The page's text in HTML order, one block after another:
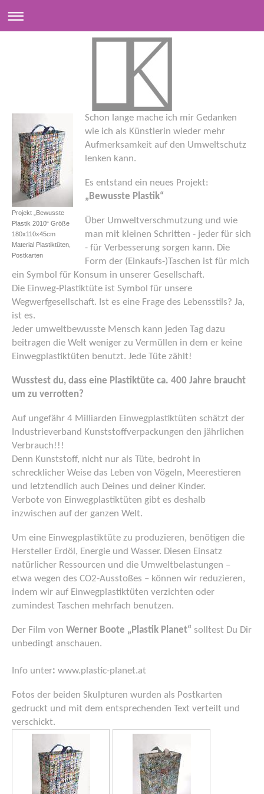
Projekt „Bewusste
Plastik 2010“ Größe
180x110x45cm
Material Plastiktüten,
Postkarten
Schon lange mache ich mir Gedanken
wie ich als Künstlerin wieder mehr
Aufmerksamkeit auf den Umweltschutz
lenken kann.
Es entstand ein neues Projekt:
„Bewusste Plastik“
Über Umweltverschmutzung und wie
man mit kleinen Schritten - jeder für sich
- für Verbesserung sorgen kann. Die
Form der (Einkaufs-)Taschen ist für mich
ein Symbol für Konsum in unserer Gesellschaft.
Die Einweg-Plastiktüte ist Symbol für unsere
Wegwerfgesellschaft. Ist es eine Frage des Lebensstils? Ja,
ist es.
Jeder umweltbewusste Mensch kann jeden Tag dazu
beitragen die Welt weniger zu Vermüllen in dem er keine
Einwegplastiktüten benutzt. Jede Tüte zählt!
Wusstest du, dass eine Plastiktüte ca. 400 Jahre braucht
um zu verrotten?
Auf ungefähr 4 Milliarden Einwegplastiktüten schätzt der
Industrieverband Kunststoffverpackungen den jährlichen
Verbrauch!!!
Denn Kunststoff, nicht nur als Tüte, bedroht in
schrecklicher Weise das Leben von Vögeln, Meerestieren
und letztendlich auch Deines und deiner Kinder.
Verbote von Einwegplastiktüten gibt es deshalb
inzwischen auf der ganzen Welt.
Um eine Einwegplastiktüte zu produzieren, benötigen die
Hersteller Erdöl, Energie und Wasser. Diesen Einsatz
natürlicher Ressourcen und die Umweltbelastungen –
etwa wegen des CO2-Ausstoßes – können wir reduzieren,
indem wir auf Einwegplastiktüten verzichten oder
zumindest Taschen mehrfach benutzen.
Der Film von Werner Boote „Plastik Planet“ solltest Du Dir
unbedingt anschauen.
Info unter: www.plastic-planet.at
Fotos der beiden Skulpturen wurden als Postkarten
gedruckt und mit dem entsprechenden Text verteilt und
verschickt.